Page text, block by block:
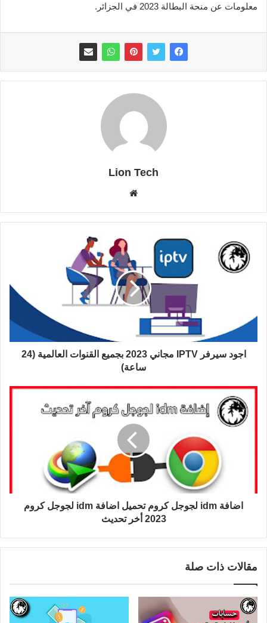
معلومات عن منحة البطالة 2023 في الجزائر.
Lion Tech
اجود سيرفر IPTV مجاني 2023 بجميع القنوات العالمية (24
ساعة)
اضافة idm لجوجل كروم تحميل اضافة idm لجوجل كروم
2023 أخر تحديث
مقالات ذات صلة